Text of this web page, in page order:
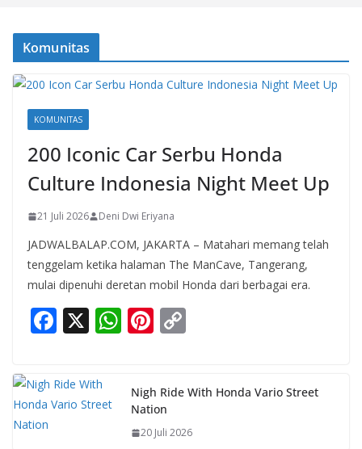
Komunitas
KOMUNITAS
200 Iconic Car Serbu Honda
Culture Indonesia Night Meet Up
21 Juli 2026 Deni Dwi Eriyana
JADWALBALAP.COM, JAKARTA – Matahari memang telah
tenggelam ketika halaman The ManCave, Tangerang,
mulai dipenuhi deretan mobil Honda dari berbagai era.
F
e
b
X W
s
A
Pi
e
st
y
Li
Nigh Ride With Honda Vario Street
Nation
20 Juli 2026